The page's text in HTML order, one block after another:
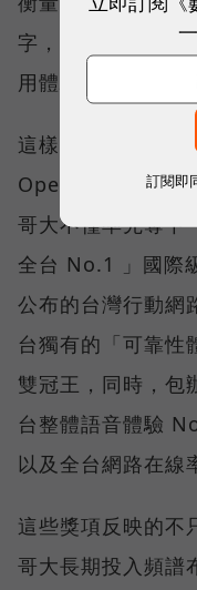
字，轉向任何時間
用體驗。
這樣的轉變，也反
Opensignal 公布
哥大不僅率先奪下
全台 No.1 」國際
公布的台灣行動網
台獨有的「可靠性
雙冠王，同時，包
台整體語音體驗
以及全台網路在線
這些獎項反映的不
哥大長期投入頻譜
訂閱即